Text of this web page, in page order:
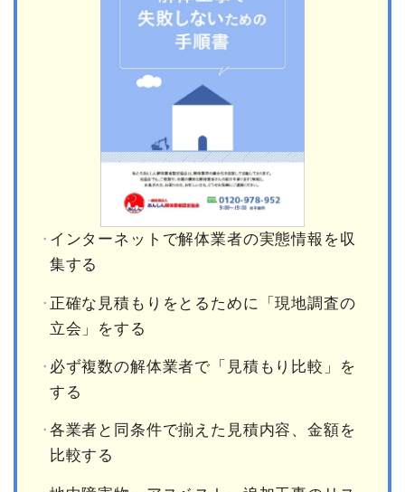
インターネットで解体業者の実態情報を収
集する
正確な見積もりをとるために「現地調査の
立会」をする
必ず複数の解体業者で「見積もり比較」を
する
各業者と同条件で揃えた見積内容、金額を
比較する